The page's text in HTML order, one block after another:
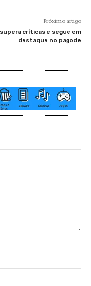
Próximo artigo
supera críticas e segue em
destaque no pagode